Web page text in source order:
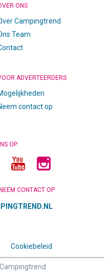
ONS
Campingtrend
Team
ADVERTEERDERS
contact op
OP
CONTACT OP
Cookiebeleid